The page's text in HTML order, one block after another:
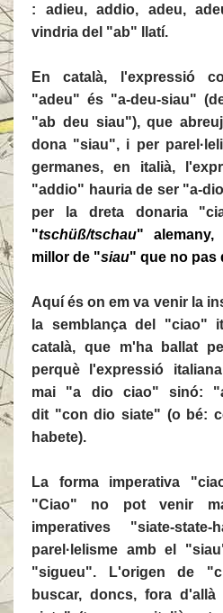
: adieu, addio, adeu,
vindria del "ab" llatí.
En català, l'expressió
"adeu" és "a-deu-siau"
"ab deu siau"), que
dona "siau", i per
germanes, en italià,
"addio" hauria de ser "a-
per la dreta donaria
"tschüß/tschau"
millor de "siau" que no pas
Aquí és on em va venir la
la semblança del "ciao"
català, que m'ha ballat
perquè l'expressió
mai "a dio ciao" sinó:
dit "con dio siate" (o bé:
habete).
La forma imperativa
"Ciao" no pot venir
imperatives "siate-
parel·lelisme amb el
"sigueu". L'origen de
buscar, doncs, fora